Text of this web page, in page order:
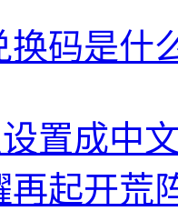
换码是什
置成中
再起开荒